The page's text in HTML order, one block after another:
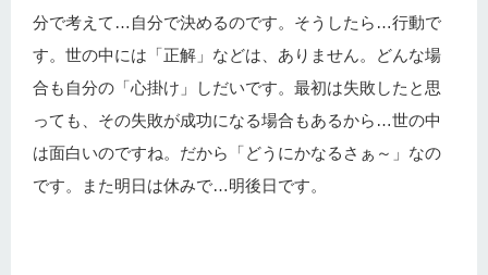
分で考えて…自分で決めるのです。そうしたら…行動で
す。世の中には「正解」などは、ありません。どんな場
合も自分の「心掛け」しだいです。最初は失敗したと思
っても、その失敗が成功になる場合もあるから…世の中
は面白いのですね。だから「どうにかなるさぁ～」なの
です。また明日は休みで…明後日です。